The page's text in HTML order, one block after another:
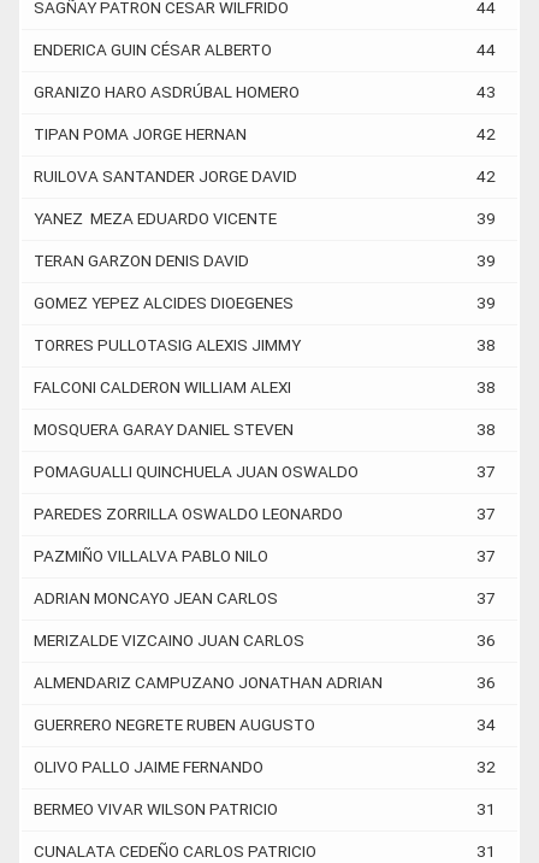
SAGÑAY PATRON CESAR WILFRIDO 44
ENDERICA GUIN CÉSAR ALBERTO 44
GRANIZO HARO ASDRÚBAL HOMERO 43
TIPAN POMA JORGE HERNAN 42
RUILOVA SANTANDER JORGE DAVID 42
YANEZ MEZA EDUARDO VICENTE 39
TERAN GARZON DENIS DAVID 39
GOMEZ YEPEZ ALCIDES DIOEGENES 39
TORRES PULLOTASIG ALEXIS JIMMY 38
FALCONI CALDERON WILLIAM ALEXI 38
MOSQUERA GARAY DANIEL STEVEN 38
POMAGUALLI QUINCHUELA JUAN OSWALDO 37
PAREDES ZORRILLA OSWALDO LEONARDO 37
PAZMIÑO VILLALVA PABLO NILO 37
ADRIAN MONCAYO JEAN CARLOS 37
MERIZALDE VIZCAINO JUAN CARLOS 36
ALMENDARIZ CAMPUZANO JONATHAN ADRIAN 36
GUERRERO NEGRETE RUBEN AUGUSTO 34
OLIVO PALLO JAIME FERNANDO 32
BERMEO VIVAR WILSON PATRICIO 31
CUNALATA CEDEÑO CARLOS PATRICIO 31